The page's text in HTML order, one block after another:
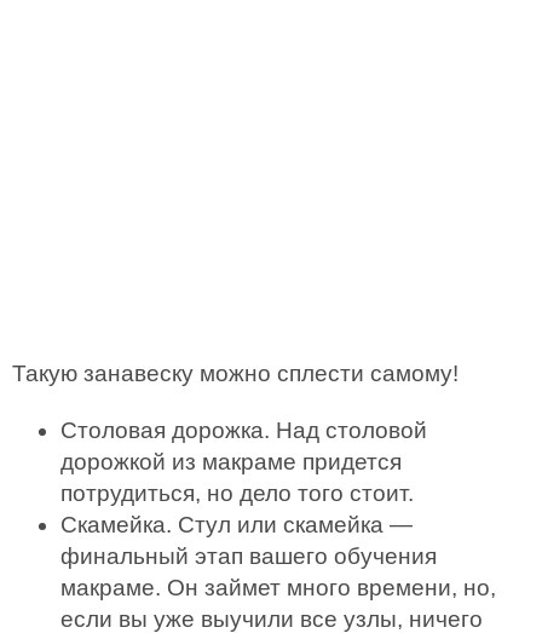
Такую занавеску можно сплести самому!
Столовая дорожка. Над столовой
дорожкой из макраме придется
потрудиться, но дело того стоит.
Скамейка. Стул или скамейка —
финальный этап вашего обучения
макраме. Он займет много времени, но,
если вы уже выучили все узлы, ничего